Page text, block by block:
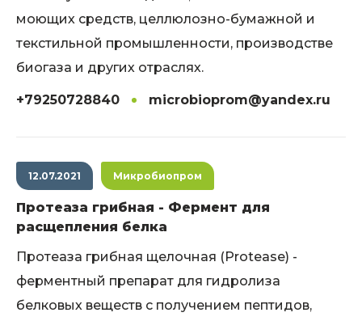
моющих средств, целлюлозно-бумажной и
текстильной промышленности, производстве
биогаза и других отраслях.
+79250728840 microbioprom@yandex.ru
12.07.2021 Микробиопром
Протеаза грибная - Фермент для
расщепления белка
Протеаза грибная щелочная (Protease) -
ферментный препарат для гидролиза
белковых веществ с получением пептидов,